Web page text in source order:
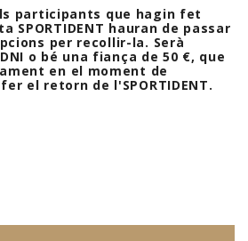
participants que hagin fet
SPORTIDENT hauran de passar
per recollir-la. Serà
o bé una fiança de 50 €, que
en el moment de
el retorn de l'SPORTIDENT.